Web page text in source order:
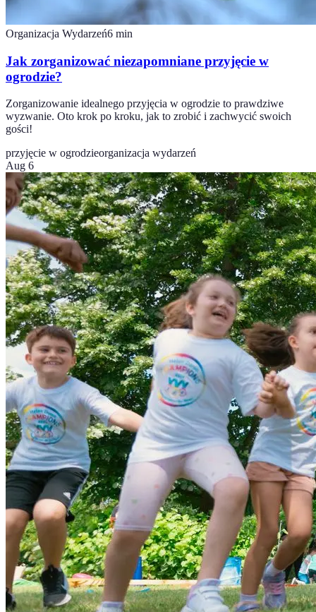
Organizacja Wydarzeń6 min
Jak zorganizować niezapomniane przyjęcie w
ogrodzie?
Zorganizowanie idealnego przyjęcia w ogrodzie to prawdziwe
wyzwanie. Oto krok po kroku, jak to zrobić i zachwycić swoich
gości!
przyjęcie w ogrodzieorganizacja wydarzeń
Aug 6